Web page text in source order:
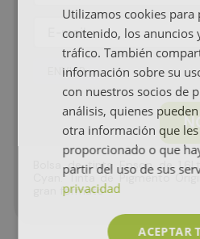
ENVIAR
Bolsa de tinta Epson de
Cyan. Tinta de Pigmento
gran formato
Utilizamos cookies para
contenido, los anuncios
tráfico. También
información sobre su
con nuestros socios de
análisis, quienes
otra información que
proporcionado o que
partir del uso de sus
privacidad
ACEPTAR